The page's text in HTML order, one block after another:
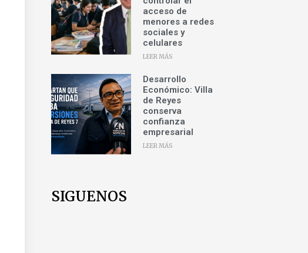
acceso de
menores a redes
sociales y
celulares
LEER MÁS
Desarrollo
Económico: Villa
de Reyes
conserva
confianza
empresarial
LEER MÁS
SIGUENOS